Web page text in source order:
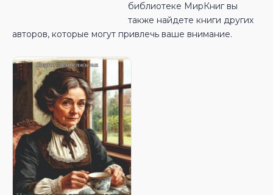
библиотеке МирКниг вы
также найдете книги других
авторов, которые могут привлечь ваше внимание.